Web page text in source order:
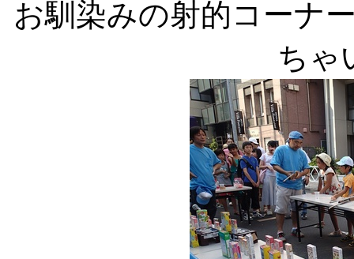
お馴染みの射的コーナ
ちゃ